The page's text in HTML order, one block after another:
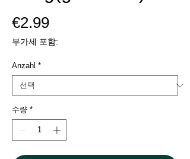
€2.99가
격
부가세 포함:
Anzahl *
수량 *